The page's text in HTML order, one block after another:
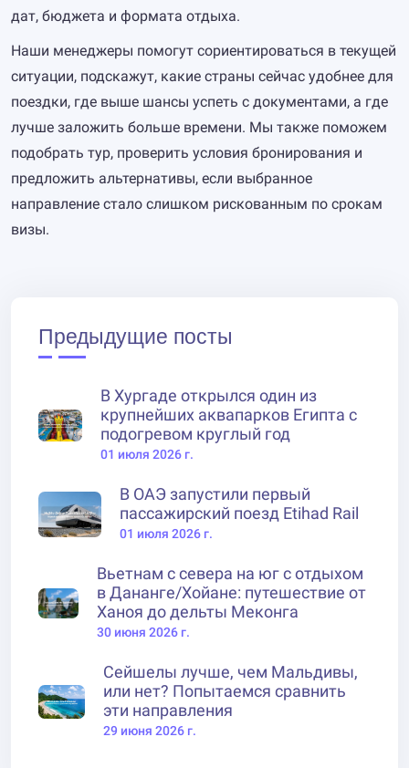
дат, бюджета и формата отдыха.
Наши менеджеры помогут сориентироваться в текущей
ситуации, подскажут, какие страны сейчас удобнее для
поездки, где выше шансы успеть с документами, а где
лучше заложить больше времени. Мы также поможем
подобрать тур, проверить условия бронирования и
предложить альтернативы, если выбранное
направление стало слишком рискованным по срокам
визы.
Предыдущие посты
В Хургаде открылся один из
крупнейших аквапарков Египта с
подогревом круглый год
01 июля 2026 г.
В ОАЭ запустили первый
пассажирский поезд Etihad Rail
01 июля 2026 г.
Вьетнам с севера на юг с отдыхом
в Дананге/Хойане: путешествие от
Ханоя до дельты Меконга
30 июня 2026 г.
Сейшелы лучше, чем Мальдивы,
или нет? Попытаемся сравнить
эти направления
29 июня 2026 г.